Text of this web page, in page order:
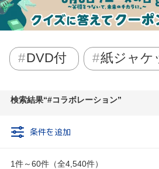
DVD付 紙ジャケ
検索結果 #コラボレーション
条件を追加
1件～60件（全4,540件）